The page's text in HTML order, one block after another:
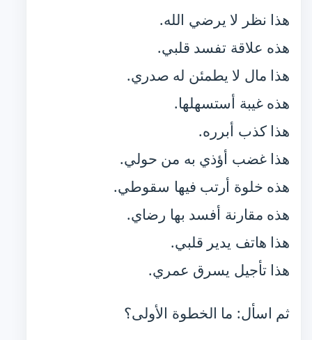
هذا نظر لا يرضي الله.
هذه علاقة تفسد قلبي.
هذا مال لا يطمئن له صدري.
هذه غيبة أستسهلها.
هذا كذب أبرره.
هذا غضب أؤذي به من حولي.
هذه خلوة أرتب فيها سقوطي.
هذه مقارنة أفسد بها رضاي.
هذا هاتف يدير قلبي.
هذا تأجيل يسرق عمري.
ثم اسأل: ما الخطوة الأولى؟